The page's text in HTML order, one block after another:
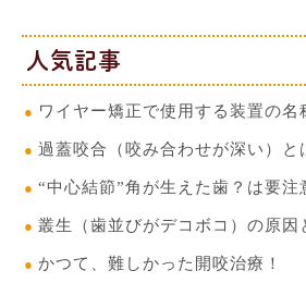
人気記事
ワイヤー矯正で使用する装置の名
過蓋咬合（咬み合わせが深い）と
“中心結節”角が生えた歯？は要注
叢生（歯並びがデコボコ）の原因
かつて、難しかった開咬治療！